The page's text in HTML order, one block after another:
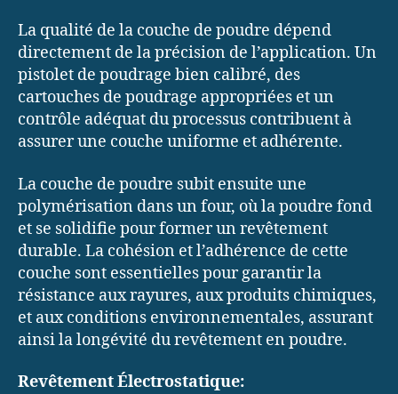
La qualité de la couche de poudre dépend
directement de la précision de l’application. Un
pistolet de poudrage bien calibré, des
cartouches de poudrage appropriées et un
contrôle adéquat du processus contribuent à
assurer une couche uniforme et adhérente.
La couche de poudre subit ensuite une
polymérisation dans un four, où la poudre fond
et se solidifie pour former un revêtement
durable. La cohésion et l’adhérence de cette
couche sont essentielles pour garantir la
résistance aux rayures, aux produits chimiques,
et aux conditions environnementales, assurant
ainsi la longévité du revêtement en poudre.
Revêtement Électrostatique: